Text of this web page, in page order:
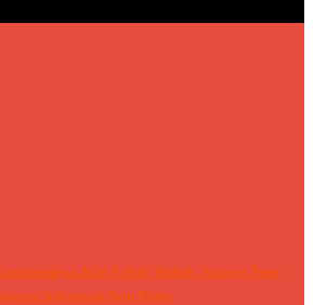
Kini Lebih Mudah, Saraya Tour
Informasi Satu Pintu